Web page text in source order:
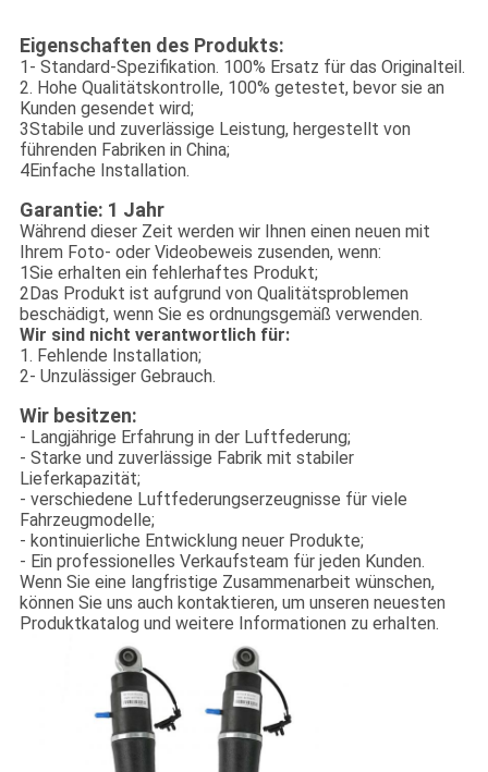
Eigenschaften des Produkts:
1- Standard-Spezifikation. 100% Ersatz für das Originalteil.
2. Hohe Qualitätskontrolle, 100% getestet, bevor sie an
Kunden gesendet wird;
3Stabile und zuverlässige Leistung, hergestellt von
führenden Fabriken in China;
4Einfache Installation.
Garantie: 1 Jahr
Während dieser Zeit werden wir Ihnen einen neuen mit
Ihrem Foto- oder Videobeweis zusenden, wenn:
1Sie erhalten ein fehlerhaftes Produkt;
2Das Produkt ist aufgrund von Qualitätsproblemen
beschädigt, wenn Sie es ordnungsgemäß verwenden.
Wir sind nicht verantwortlich für:
1. Fehlende Installation;
2- Unzulässiger Gebrauch.
Wir besitzen:
- Langjährige Erfahrung in der Luftfederung;
- Starke und zuverlässige Fabrik mit stabiler
Lieferkapazität;
- verschiedene Luftfederungserzeugnisse für viele
Fahrzeugmodelle;
- kontinuierliche Entwicklung neuer Produkte;
- Ein professionelles Verkaufsteam für jeden Kunden.
Wenn Sie eine langfristige Zusammenarbeit wünschen,
können Sie uns auch kontaktieren, um unseren neuesten
Produktkatalog und weitere Informationen zu erhalten.